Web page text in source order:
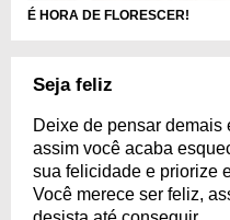
É HORA DE FLORESCER!
Seja feliz
Deixe de pensar demais
assim você acaba
sua felicidade e priorize
Você merece ser feliz,